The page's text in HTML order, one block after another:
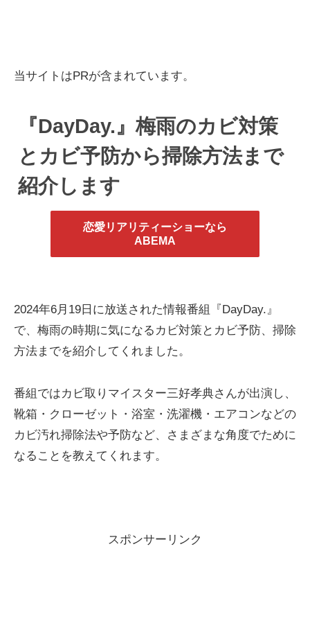
当サイトはPRが含まれています。
『DayDay.』梅雨のカビ対策
とカビ予防から掃除方法まで
紹介します
恋愛リアリティーショーなら
ABEMA
2024年6月19日に放送された情報番組『DayDay.』
で、梅雨の時期に気になるカビ対策とカビ予防、掃除
方法までを紹介してくれました。
番組ではカビ取りマイスター三好孝典さんが出演し、
靴箱・クローゼット・浴室・洗濯機・エアコンなどの
カビ汚れ掃除法や予防など、さまざまな角度でために
なることを教えてくれます。
スポンサーリンク